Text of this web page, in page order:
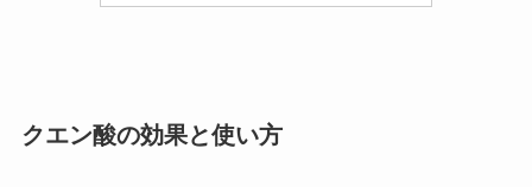
クエン酸の効果と使い方